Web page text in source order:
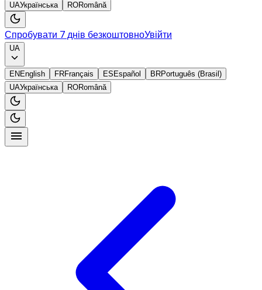
UAУкраїнська RORomână
Спробувати 7 днів безкоштовноУвійти
UA
EN English FRFrançais ES Español BRPortuguês (Brasil)
UAУкраїнська RORomână